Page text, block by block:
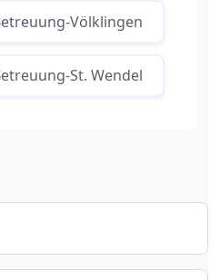
Völklingen
St. Wendel